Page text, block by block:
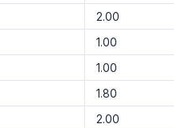
2.00
1.00
1.00
1.80
2.00